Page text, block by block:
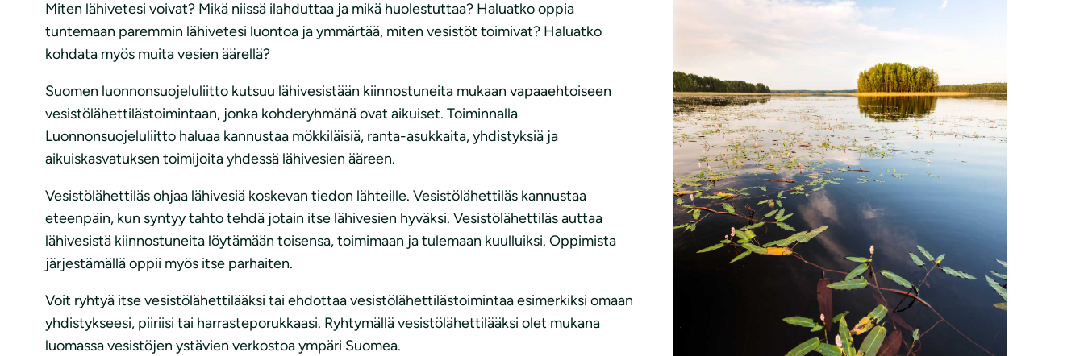
Miten lähivetesi voivat? Mikä niissä ilahduttaa ja mikä huolestuttaa? Haluatko oppia
tuntemaan paremmin lähivetesi luontoa ja ymmärtää, miten vesistöt toimivat? Haluatko
kohdata myös muita vesien äärellä?
Suomen luonnonsuojeluliitto kutsuu lähivesistään kiinnostuneita mukaan vapaaehtoiseen
vesistölähettilästoimintaan, jonka kohderyhmänä ovat aikuiset. Toiminnalla
Luonnonsuojeluliitto haluaa kannustaa mökkiläisiä, ranta-asukkaita, yhdistyksiä ja
aikuiskasvatuksen toimijoita yhdessä lähivesien ääreen.
Vesistölähettiläs ohjaa lähivesiä koskevan tiedon lähteille. Vesistölähettiläs kannustaa
eteenpäin, kun syntyy tahto tehdä jotain itse lähivesien hyväksi. Vesistölähettiläs auttaa
lähivesistä kiinnostuneita löytämään toisensa, toimimaan ja tulemaan kuulluiksi. Oppimista
järjestämällä oppii myös itse parhaiten.
Voit ryhtyä itse vesistölähettilääksi tai ehdottaa vesistölähettilästoimintaa esimerkiksi omaan
yhdistykseesi, piiriisi tai harrasteporukkaasi. Ryhtymällä vesistölähettilääksi olet mukana
luomassa vesistöjen ystävien verkostoa ympäri Suomea.